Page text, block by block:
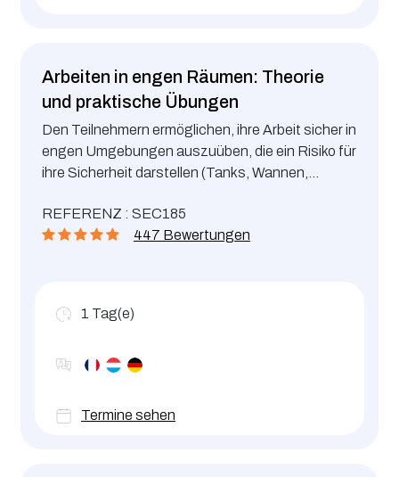
Arbeiten in engen Räumen: Theorie
und praktische Übungen
Den Teilnehmern ermöglichen, ihre Arbeit sicher in
engen Umgebungen auszuüben, die ein Risiko für
ihre Sicherheit darstellen (Tanks, Wannen,
von Zugangstechniken und zum sicheren
Arbeiten in verschiedenen Szenarien im
REFERENZ : SEC185
447 Bewertungen
1 Tag(e)
Termine sehen